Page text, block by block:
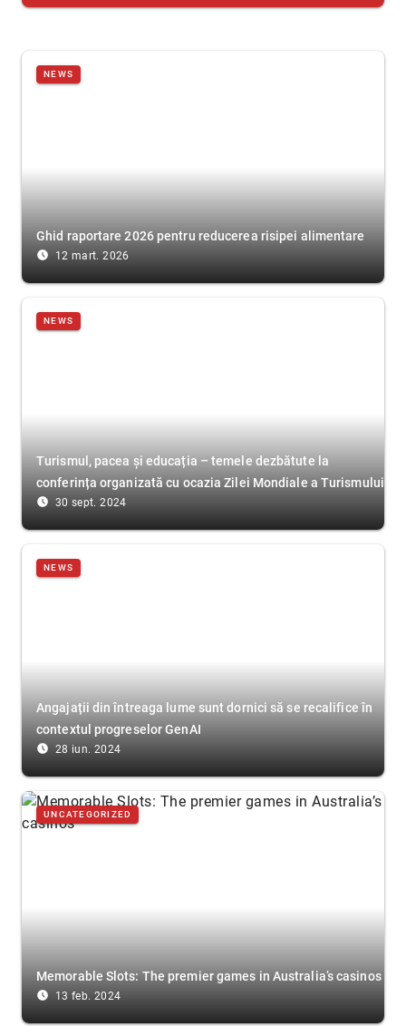
NEWS
Ghid raportare 2026 pentru reducerea risipei alimentare
access_time_filled 12 mart. 2026
NEWS
Turismul, pacea și educația – temele dezbătute la
conferința organizată cu ocazia Zilei Mondiale a Turismului
access_time_filled 30 sept. 2024
NEWS
Angajații din întreaga lume sunt dornici să se recalifice în
contextul progreselor GenAI
access_time_filled 28 iun. 2024
UNCATEGORIZED
Memorable Slots: The premier games in Australia’s casinos
access_time_filled 13 feb. 2024